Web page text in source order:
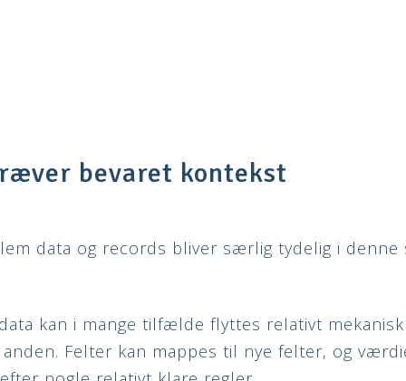
bevaret kontekst
data og records bliver særlig tydelig i denne
kan i mange tilfælde flyttes relativt
Felter kan mappes til nye felter, og